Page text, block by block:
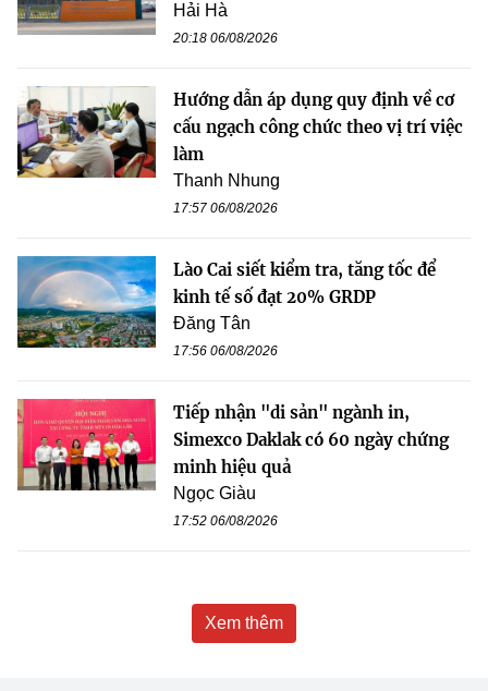
Hải Hà
20:18 06/08/2026
Hướng dẫn áp dụng quy định về cơ
cấu ngạch công chức theo vị trí việc
làm
Thanh Nhung
17:57 06/08/2026
Lào Cai siết kiểm tra, tăng tốc để
kinh tế số đạt 20% GRDP
Đăng Tân
17:56 06/08/2026
Tiếp nhận "di sản" ngành in,
Simexco Daklak có 60 ngày chứng
minh hiệu quả
Ngọc Giàu
17:52 06/08/2026
Xem thêm